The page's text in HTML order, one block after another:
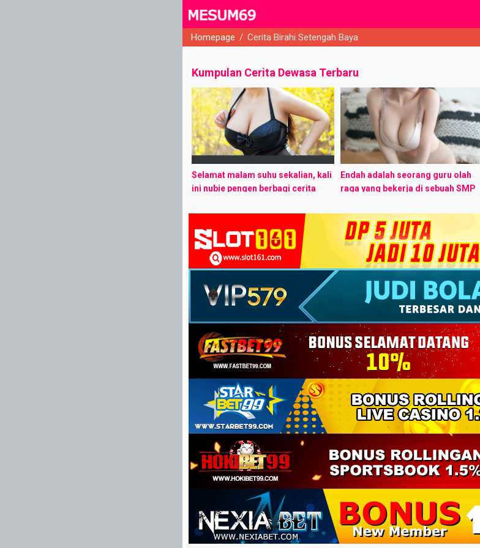
Homepage / Cerita Birahi Setengah Baya
Kumpulan Cerita Dewasa Terbaru
Selamat malam suhu sekalian, kali
ini nubie pengen berbagi cerita
berkolaborasi ama temen ane,
mohon kritik dan sarannya ya.
Kritik ...
Endah adalah seorang guru olah
raga yang bekerja di sebuah SMP
kebanyakan guru olah raga adalah
laki-laki, Endah adalah ...